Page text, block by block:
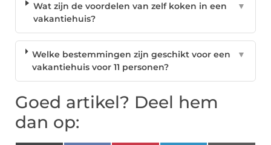
Wat zijn de voordelen van zelf koken in een
vakantiehuis?
▼
Welke bestemmingen zijn geschikt voor een
vakantiehuis voor 11 personen?
▼
Goed artikel? Deel hem
dan op: